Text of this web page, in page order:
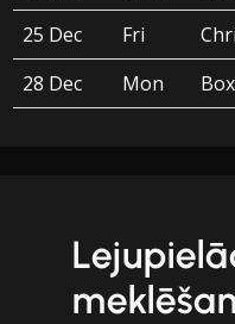
25 Dec
Fri
28 Dec
Mon